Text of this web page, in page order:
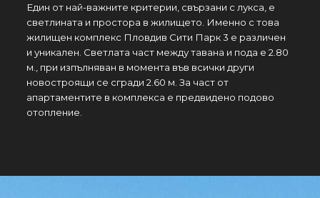
Един от най-важните критерии, свързани с лукса, е
светлината и простора в жилището. Именно с това
жилищен комплекс Пловдив Сити Парк 3 е различен
и уникален. Светлата част между тавана и пода е 2.80
м., при изпълняван в момента във всички други
новостроящи се сгради 2.60 м. За част от
апартаментите в комплекса е предвидено подово
отопление.